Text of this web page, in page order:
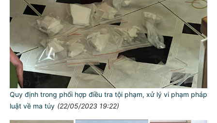
Quy định trong phối hợp điều tra tội phạm, xử lý vi phạm pháp
luật về ma túy (22/05/2023 19:22)